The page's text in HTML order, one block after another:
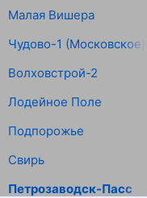
Малая Вишера
Чудово-1 (Московское)
Волховстрой-2
Лодейное Поле
Подпорожье
Свирь
Петрозаводск-Пасс